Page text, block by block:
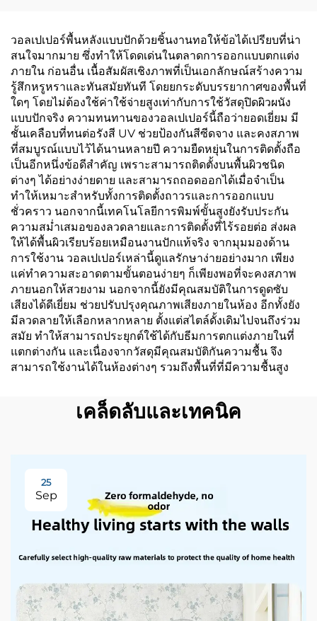
เดิน และห้องนอน
เนื้อผิวจากธรรมชาติ
วอลเปเปอร์พื้นหลังแบบปักด้วยชิ้นงานทอให้ข้อได้เปรียบที่น่า
สนใจมากมาย ซึ่งทำให้โดดเด่นในตลาดการออกแบบตกแต่ง
ภายใน ก่อนอื่น เนื้อสัมผัสเชิงภาพที่เป็นเอกลักษณ์สร้างความ
รู้สึกหรูหราและทันสมัยทันที โดยยกระดับบรรยากาศของพื้นที่
ใดๆ โดยไม่ต้องใช้ค่าใช้จ่ายสูงเท่ากับการใช้วัสดุปิดผิวผนัง
แบบปักจริง ความทนทานของวอลเปเปอร์นี้ถือว่ายอดเยี่ยม มี
ชั้นเคลือบที่ทนต่อรังสี UV ช่วยป้องกันสีซีดจาง และคงสภาพ
ที่สมบูรณ์แบบไว้ได้นานหลายปี ความยืดหยุ่นในการติดตั้งถือ
เป็นอีกหนึ่งข้อดีสำคัญ เพราะสามารถติดตั้งบนพื้นผิวชนิด
ต่างๆ ได้อย่างง่ายดาย และสามารถถอดออกได้เมื่อจำเป็น
ทำให้เหมาะสำหรับทั้งการติดตั้งถาวรและการออกแบบ
ชั่วคราว นอกจากนี้เทคโนโลยีการพิมพ์ขั้นสูงยังรับประกัน
ความสม่ำเสมอของลวดลายและการติดตั้งที่ไร้รอยต่อ ส่งผล
ให้ได้พื้นผิวเรียบร้อยเหมือนงานปักแท้จริง จากมุมมองด้าน
การใช้งาน วอลเปเปอร์เหล่านี้ดูแลรักษาง่ายอย่างมาก เพียง
แค่ทำความสะอาดตามขั้นตอนง่ายๆ ก็เพียงพอที่จะคงสภาพ
ภายนอกให้สวยงาม นอกจากนี้ยังมีคุณสมบัติในการดูดซับ
เสียงได้ดีเยี่ยม ช่วยปรับปรุงคุณภาพเสียงภายในห้อง อีกทั้งยัง
มีลวดลายให้เลือกหลากหลาย ตั้งแต่สไตล์ดั้งเดิมไปจนถึงร่วม
สมัย ทำให้สามารถประยุกต์ใช้ได้กับธีมการตกแต่งภายในที่
แตกต่างกัน และเนื่องจากวัสดุมีคุณสมบัติกันความชื้น จึง
สามารถใช้งานได้ในห้องต่างๆ รวมถึงพื้นที่ที่มีความชื้นสูง
เคล็ดลับและเทคนิค
25
Sep